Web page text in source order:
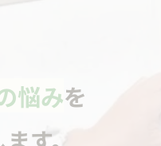
悩みを